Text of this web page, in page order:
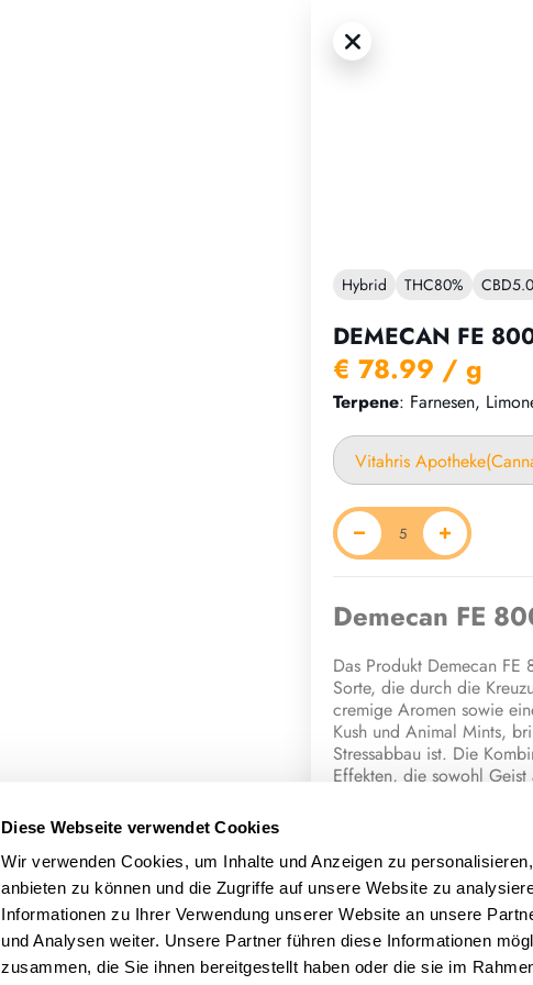
Diese Webseite verwendet Cookies
Wir verwenden Cookies, um Inhalte und Anzeigen zu
anbieten zu können und die Zugriffe auf unsere Website zu
Informationen zu Ihrer Verwendung unserer Website an unsere
und Analysen weiter. Unsere Partner führen diese Informationen
zusammen, die Sie ihnen bereitgestellt haben oder die sie im
Hybrid THC80% CBD
DEMECAN FE
€ 78.99 / g
Terpene: Farnesen,
Demecan FE
Das Produkt Demecan
Sorte, die durch die
cremige Aromen sowie
Kush und Animal Mints,
Stressabbau ist. Die
Effekten, die sowohl
Cap Junky besitzt ein
Die Blüten verströmen
Konsum bietet Cap Junky
was Kenner und
Die Wirkung ist kraftvoll